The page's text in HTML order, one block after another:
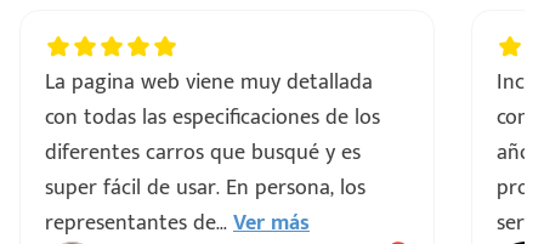
La pagina web viene muy detallada
con todas las especificaciones de los
diferentes carros que busqué y es
super fácil de usar. En persona, los
representantes de...Ver más